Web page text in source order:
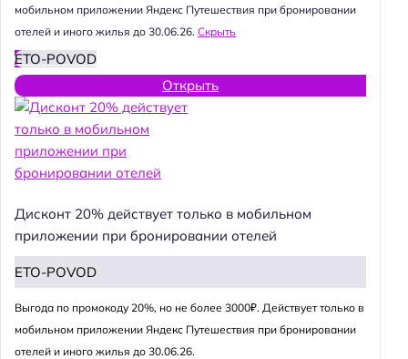
мобильном приложении Яндекс Путешествия при бронировании
отелей и иного жилья до 30.06.26. Скрыть
ETO-POVOD
Открыть
Дисконт 20% действует только в мобильном
приложении при бронировании отелей
ETO-POVOD
Выгода по промокоду 20%, но не более 3000₽. Действует только в
мобильном приложении Яндекс Путешествия при бронировании
отелей и иного жилья до 30.06.26.